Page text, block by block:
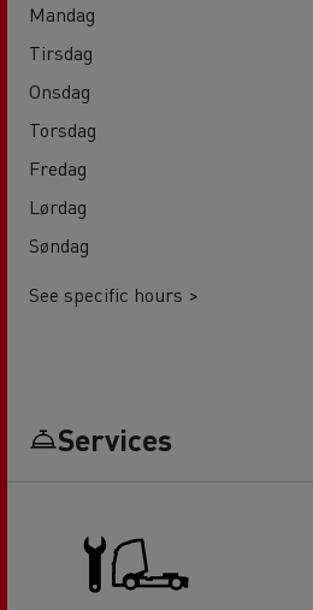
Mandag
Tirsdag
Onsdag
Torsdag
Fredag
Lørdag
Søndag
See specific hours >
Services